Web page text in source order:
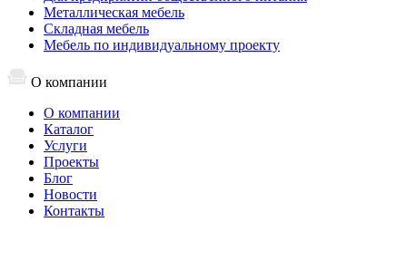
Металлическая мебель
Складная мебель
Мебель по индивидуальному проекту
О компании
О компании
Каталог
Услуги
Проекты
Блог
Новости
Контакты